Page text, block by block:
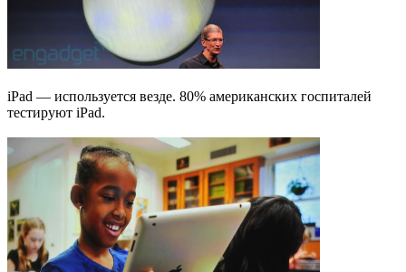
iPad — используется везде. 80% американских госпиталей
тестируют iPad.